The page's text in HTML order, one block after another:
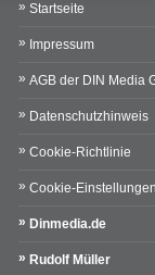
Startseite
Impressum
AGB der DIN Media
Datenschutzhinweis
Cookie-Richtlinie
Cookie-Einstellungen
Dinmedia.de
Rudolf Müller